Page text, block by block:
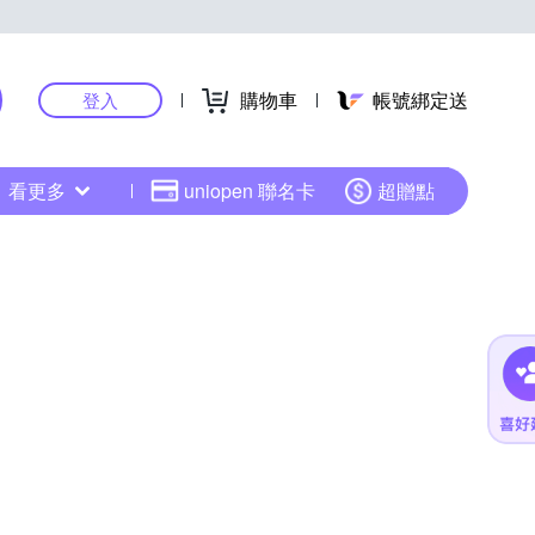
登入 購物車 帳號綁定送
看更多 uniopen 聯名卡 超贈點